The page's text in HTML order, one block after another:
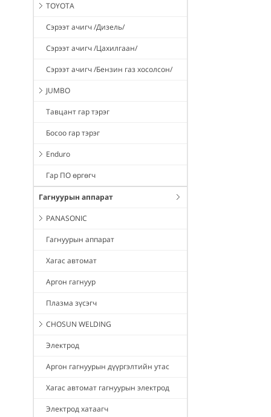
TOYOTA
Сэрээт ачигч /Дизель/
Сэрээт ачигч /Цахилгаан/
Сэрээт ачигч /Бензин газ хосолсон/
JUMBO
Тавцант гар тэрэг
Босоо гар тэрэг
Enduro
Гар ПО өргөгч
Гагнуурын аппарат
PANASONIC
Гагнуурын аппарат
Хагас автомат
Аргон гагнуур
Плазма зүсэгч
CHOSUN WELDING
Электрод
Аргон гагнуурын дүүргэлтийн утас
Хагас автомат гагнуурын электрод
Электрод хатаагч